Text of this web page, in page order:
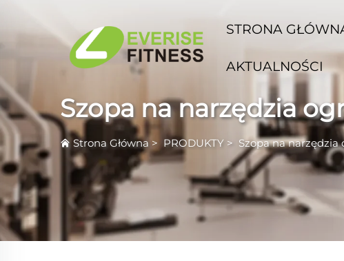
STRONA
AKTUALNOŚCI
Szopa na narzędzia
Strona Główna > PRODUKTY > Szopa na narzędzia